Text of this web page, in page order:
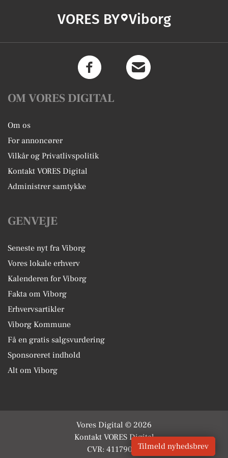
VORES BY Viborg
OM VORES DIGITAL
Om os
For annoncører
Vilkår og Privatlivspolitik
Kontakt VORES Digital
Administrer samtykke
GENVEJE
Seneste nyt fra Viborg
Vores lokale erhverv
Kalenderen for Viborg
Fakta om Viborg
Erhvervsartikler
Viborg Kommune
Få en gratis salgsvurdering
Sponsoreret indhold
Alt om Viborg
Vores Digital © 2026
Kontakt VORES Digital
CVR: 41179082Tilmeld nyhedsbrev